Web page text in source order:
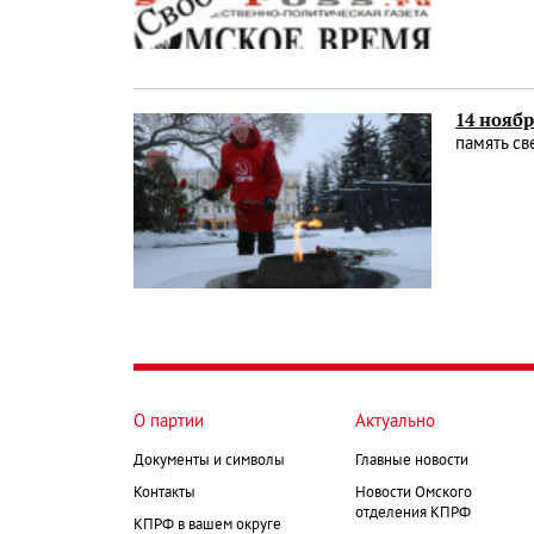
14
память
О партии
Документы и символы
Контакты
КПРФ в вашем округе
Актуально
Главные новости
Новости Омского
отделения КПРФ